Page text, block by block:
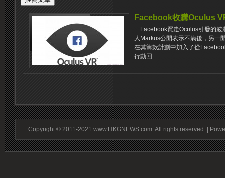
Facebook收購Oculus
Facebook買走Oculus引發的波
人Markus公開表示不滿後，另一
在其籌款計劃中加入了從
行動回...
Copyright © 2011-2021 www.HKGNEWS.com. All rights reserved. |